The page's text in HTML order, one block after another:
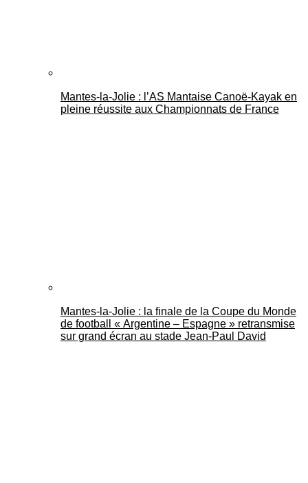
Mantes-la-Jolie : l’AS Mantaise Canoë‑Kayak en
pleine réussite aux Championnats de France
Mantes-la-Jolie : la finale de la Coupe du Monde
de football « Argentine – Espagne » retransmise
sur grand écran au stade Jean-Paul David